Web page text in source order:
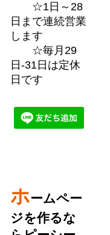
☆1日～28
日まで連続営業
します
☆毎月29
日-31日は定休
日です
ホームペー
ジを作るな